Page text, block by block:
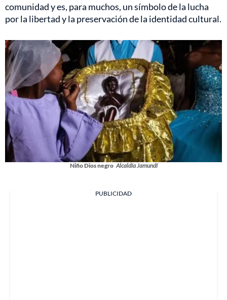
comunidad y es, para muchos, un símbolo de la lucha
por la libertad y la preservación de la identidad cultural.
Niño Dios negro Alcaldía Jamundí
PUBLICIDAD